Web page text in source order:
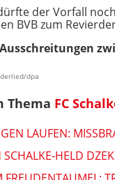
der Vorfall
BVB zum
dpa
Thema FC
LAUFEN:
SCHALKE-HELD